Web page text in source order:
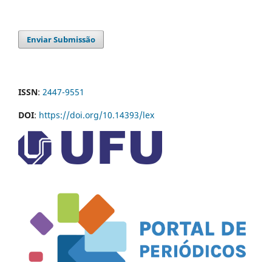
Enviar Submissão
ISSN: 2447-9551
DOI: https://doi.org/10.14393/lex